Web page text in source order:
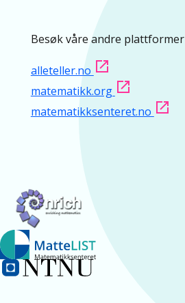
Besøk våre andre plattformer
alleteller.no
matematikk.org
matematikksenteret.no